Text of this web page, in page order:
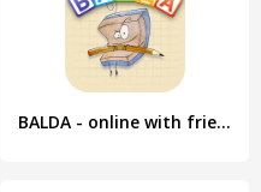
BALDA - online with friends